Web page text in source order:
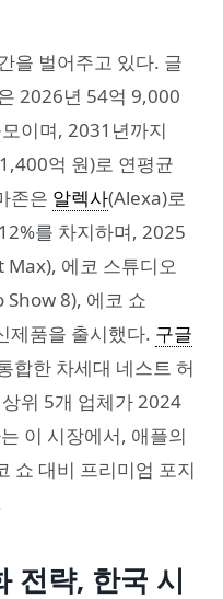
을 벌어주고 있다. 글
2026년 54억 9,000
이며, 2031년까지
억 원)로 연평균
존은 알렉사(Alexa)로
를 차지하며, 2025
Max), 에코 스튜디오
Show 8), 에코 쇼
제품을 출시했다. 구글
합한 차세대 네스트 허
위 5개 업체가 2024
이 시장에서, 애플의
쇼 대비 프리미엄 포지
전략, 한국 시